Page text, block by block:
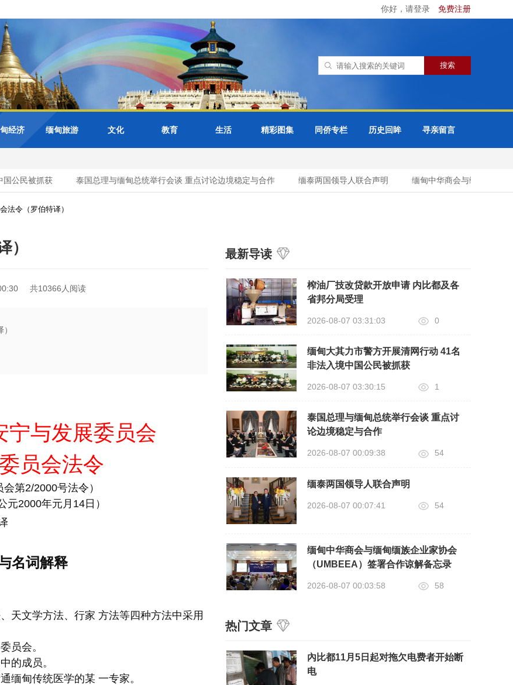
你好，请登录 免费注册
经济 缅甸旅游 文化 教育 生活 精彩图集 同侨专栏 历史回眸 寻亲留言
民被抓获 泰国总理与缅甸总统举行会谈 重点讨论边境稳定与合作 缅泰两国领导人联合声明 缅甸中华商会与缅甸缅族企业
法令（罗伯特译）
）
共10366人阅读
宁与发展委员会
员会法令
第2/2000号法令）
元2000年元月14日）
名词解释
天文学方法、行家 方法等四种方法中采用
员会。
的成员。
缅甸传统医学的某 一专家。
最新导读
榨油厂技改贷款开放申请 内比都及各
省邦分局受理
2026-08-07 03:31:03 0
缅甸大其力市警方开展清网行动 41名
非法入境中国公民被抓获
2026-08-07 03:30:15 1
泰国总理与缅甸总统举行会谈 重点讨
论边境稳定与合作
2026-08-07 00:09:38 54
缅泰两国领导人联合声明
2026-08-07 00:07:41 54
缅甸中华商会与缅甸缅族企业家协会
（UMBEEA）签署合作谅解备忘录
2026-08-07 00:03:58 58
热门文章
內比都11月5日起对拖欠电费者开始断
电